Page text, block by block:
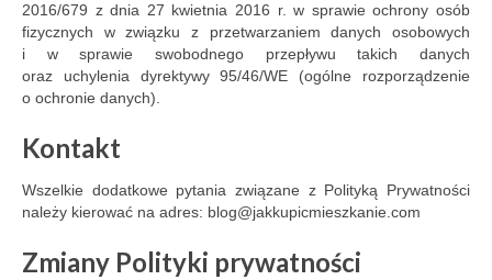
2016/679 z dnia 27 kwietnia 2016 r. w sprawie ochrony osób
fizycznych w związku z przetwarzaniem danych osobowych
i w sprawie swobodnego przepływu takich danych
oraz uchylenia dyrektywy 95/46/WE (ogólne rozporządzenie
o ochronie danych).
Kontakt
Wszelkie dodatkowe pytania związane z Polityką Prywatności
należy kierować na adres: blog@jakkupicmieszkanie.com
Zmiany Polityki prywatności